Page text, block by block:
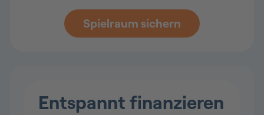
Spielraum sichern
Entspannt finanzieren